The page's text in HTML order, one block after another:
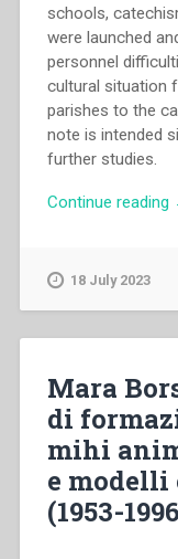
schools,
were launched
personnel
cultural situation
parishes to the
note is intended
further studies.
Continue reading
18 July 2023
Mara
di
mihi
e
(1953-